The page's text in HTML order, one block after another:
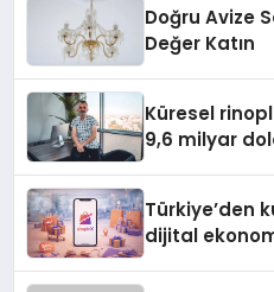
Doğru Avize
Değer Katın
Küresel
9,6 milyar
Türkiye’den
dijital